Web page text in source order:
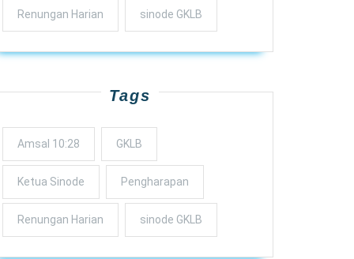
Renungan Harian sinode GKLB
Tags
Amsal 10:28 GKLB
Ketua Sinode Pengharapan
Renungan Harian sinode GKLB